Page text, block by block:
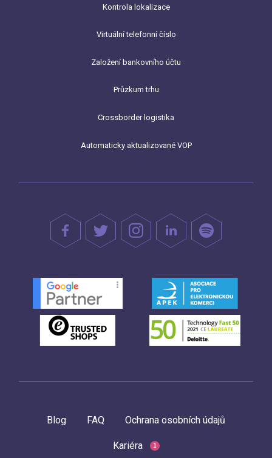
Kontrola lokalizace
Virtuální telefonní číslo
Založení bankovního účtu
Průzkum trhu
Crossborder logistika
Automaticky aktualizované VOP
Blog FAQ Ochrana osobních údajů
Kariéra 1